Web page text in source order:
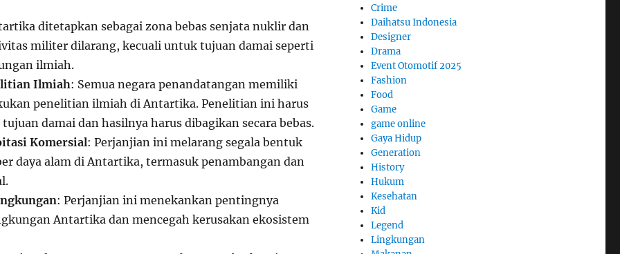
ditetapkan sebagai zona bebas senjata nuklir dan
militer dilarang, kecuali untuk tujuan damai seperti
ilmiah.
Ilmiah: Semua negara penandatangan memiliki
penelitian ilmiah di Antartika. Penelitian ini harus
damai dan hasilnya harus dibagikan secara bebas.
Komersial: Perjanjian ini melarang segala bentuk
daya alam di Antartika, termasuk penambangan dan
: Perjanjian ini menekankan pentingnya
Antartika dan mencegah kerusakan ekosistem
Crime
Daihatsu Indonesia
Designer
Drama
Event Otomotif 2025
Fashion
Food
Game
game online
Gaya Hidup
Generation
History
Hukum
Kesehatan
Kid
Legend
Lingkungan